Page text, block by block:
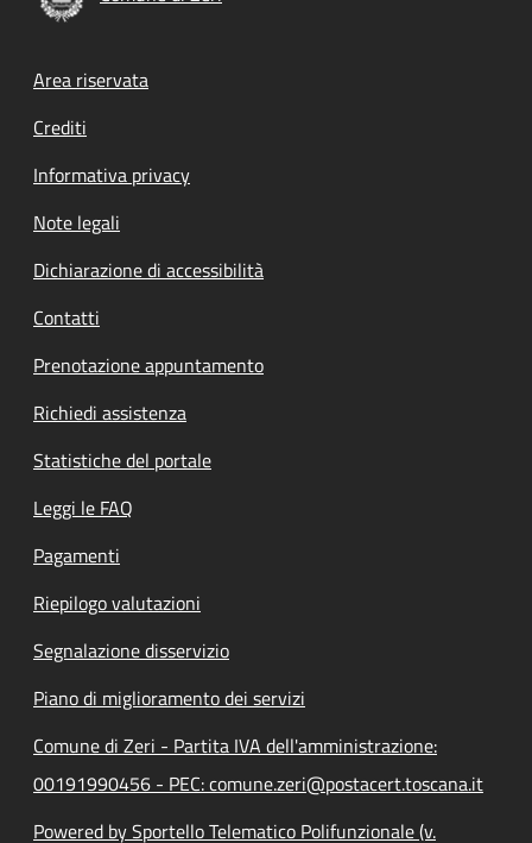
Footer menu
Area riservata
Crediti
Informativa privacy
Note legali
Dichiarazione di accessibilità
Contatti
Prenotazione appuntamento
Richiedi assistenza
Statistiche del portale
Leggi le FAQ
Pagamenti
Riepilogo valutazioni
Segnalazione disservizio
Piano di miglioramento dei servizi
Comune di Zeri - Partita IVA dell'amministrazione:
00191990456 - PEC: comune.zeri@postacert.toscana.it
Powered by Sportello Telematico Polifunzionale (v.